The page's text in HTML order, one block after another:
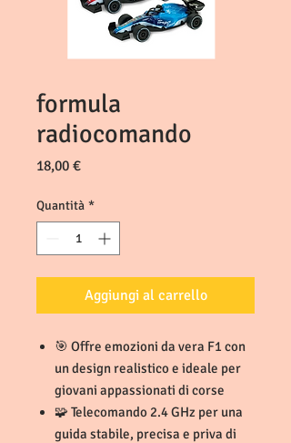
formula
radiocomando
18,00 €Prezzo
Quantità *
Aggiungi al carrello
🎯 Offre emozioni da vera F1 con
un design realistico e ideale per
giovani appassionati di corse
🧩 Telecomando 2.4 GHz per una
guida stabile, precisa e priva di